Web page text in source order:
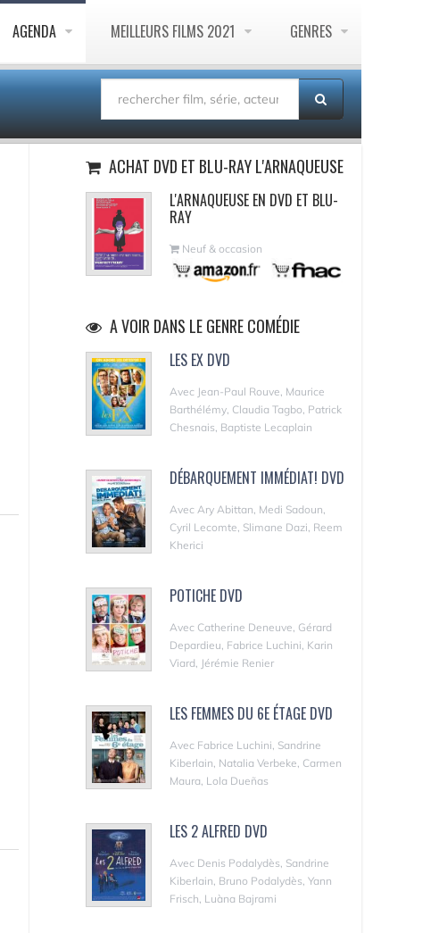
AGENDA MEILLEURS FILMS 2021 GENRES
ACHAT DVD ET BLU-RAY L'ARNAQUEUSE
L'ARNAQUEUSE EN DVD ET BLU-
RAY
Neuf & occasion
A VOIR DANS LE GENRE COMÉDIE
LES EX DVD
Avec Jean-Paul Rouve, Maurice
Barthélémy, Claudia Tagbo, Patrick
Chesnais, Baptiste Lecaplain
DÉBARQUEMENT IMMÉDIAT! DVD
Avec Ary Abittan, Medi Sadoun,
Cyril Lecomte, Slimane Dazi, Reem
Kherici
POTICHE DVD
Avec Catherine Deneuve, Gérard
Depardieu, Fabrice Luchini, Karin
Viard, Jérémie Renier
LES FEMMES DU 6E ÉTAGE DVD
Avec Fabrice Luchini, Sandrine
Kiberlain, Natalia Verbeke, Carmen
Maura, Lola Dueñas
LES 2 ALFRED DVD
Avec Denis Podalydès, Sandrine
Kiberlain, Bruno Podalydès, Yann
Frisch, Luàna Bajrami